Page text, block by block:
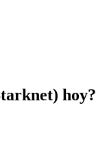
hoy?